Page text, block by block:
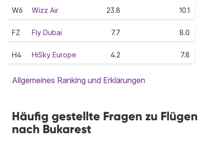
W6 Wizz Air 23.8 10.1
FZ Fly Dubai 7.7 8.0
H4 HiSky Europe 4.2 7.8
Allgemeines Ranking und Erklärungen
Häufig gestellte Fragen zu Flügen
nach Bukarest